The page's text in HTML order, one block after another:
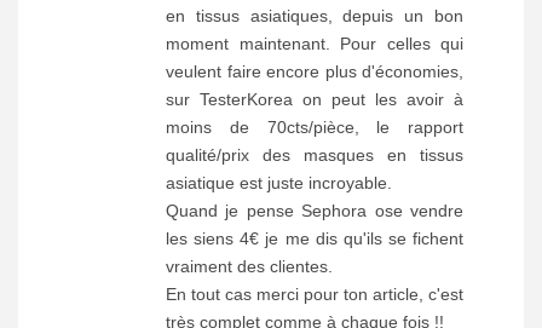
en tissus asiatiques, depuis un bon
moment maintenant. Pour celles qui
veulent faire encore plus d'économies,
sur TesterKorea on peut les avoir à
moins de 70cts/pièce, le rapport
qualité/prix des masques en tissus
asiatique est juste incroyable.
Quand je pense Sephora ose vendre
les siens 4€ je me dis qu'ils se fichent
vraiment des clientes.
En tout cas merci pour ton article, c'est
très complet comme à chaque fois !!